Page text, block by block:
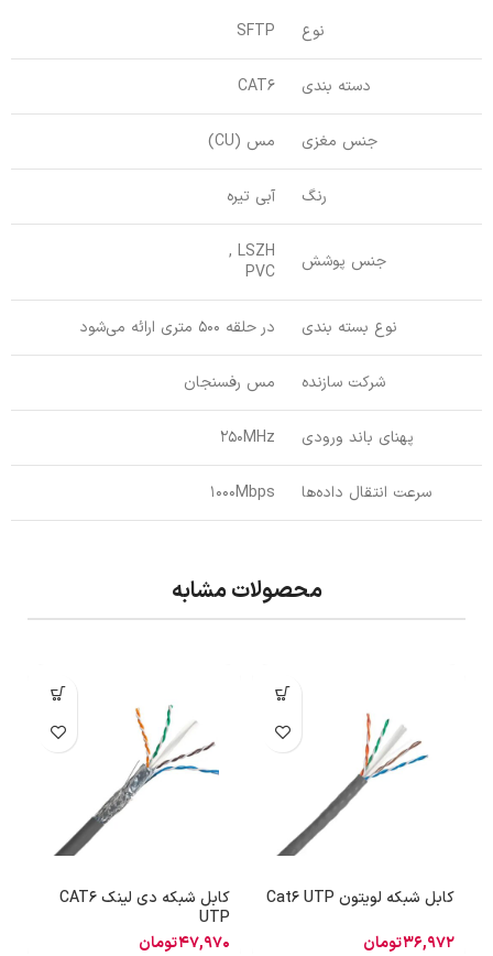
نوع SFTP
دسته بندی CAT6
جنس مغزی مس (CU)
رنگ آبی تیره
جنس پوشش
LSZH ,
PVC
نوع بسته بندی در حلقه 500 متری ارائه می‌شود
شرکت سازنده مس رفسنجان
پهنای باند ورودی 250MHz
سرعت انتقال داده‌ها 1000Mbps
محصولات مشابه
کابل شبکه لویتون Cat6 UTP
36,972تومان
کابل شبکه دی لینک CAT6
UTP
47,970تومان